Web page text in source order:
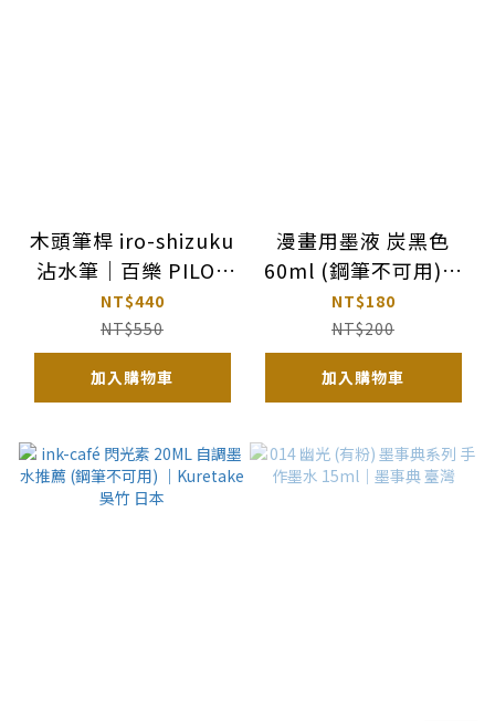
木頭筆桿 iro-shizuku
沾水筆｜百樂 PILOT
日本
NT$440
NT$550
加入購物車
漫畫用墨液 炭黑色
60ml (鋼筆不可用)｜
Kurutake 吳竹 日本
NT$180
NT$200
加入購物車